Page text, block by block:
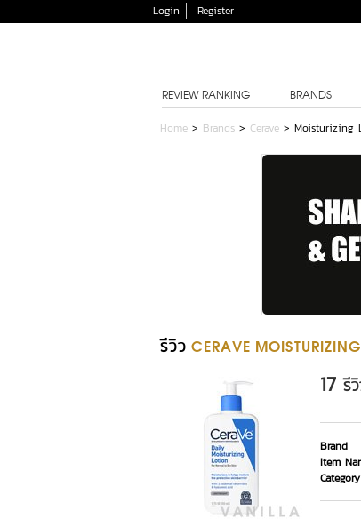
Login Register
REVIEW RANKING BRANDS
Home > Brands > Cerave > Moisturizing
รีวิว CERAVE
17 รี
Brand
Item
Category